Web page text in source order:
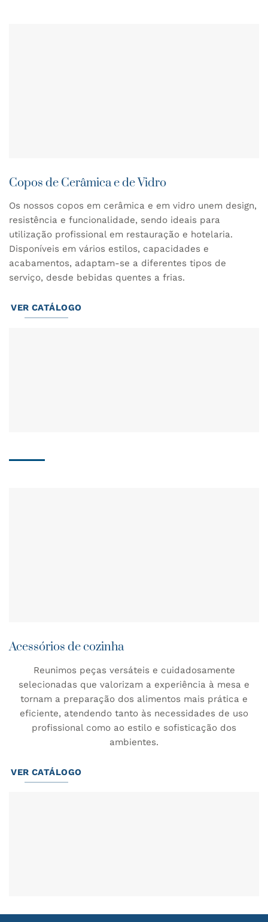
Copos de Cerâmica e de Vidro
Os nossos copos em cerâmica e em vidro unem design,
resistência e funcionalidade, sendo ideais para
utilização profissional em restauração e hotelaria.
Disponíveis em vários estilos, capacidades e
acabamentos, adaptam-se a diferentes tipos de
serviço, desde bebidas quentes a frias.
VER CATÁLOGO
Acessórios de cozinha
Reunimos peças versáteis e cuidadosamente
selecionadas que valorizam a experiência à mesa e
tornam a preparação dos alimentos mais prática e
eficiente, atendendo tanto às necessidades de uso
profissional como ao estilo e sofisticação dos
ambientes.
VER CATÁLOGO